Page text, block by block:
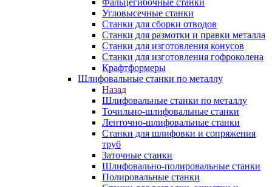
Фальцегибочные станки
Угловысечные станки
Станки для сборки отводов
Станки для размотки и правки металла
Станки для изготовления конусов
Станки для изготовления гофроколена
Крафтформеры
Шлифовальные станки по металлу
Назад
Шлифовальные станки по металлу
Точильно-шлифовальные станки
Ленточно-шлифовальные станки
Станки для шлифовки и сопряжения
труб
Заточные станки
Шлифовально-полировальные станки
Полировальные станки